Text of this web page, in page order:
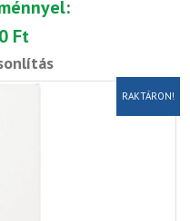
Ft
RAKTÁRON!